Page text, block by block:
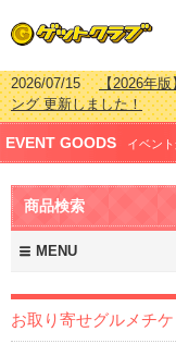
2026/07/15【2026年
ング 更新しました！
2026/04/03【2026年
2999円編］もらってうれ
2026/02/16【2026年
新しました！
2026/02/03
2999円編］もらってう
EVENT GOODS イベン
商品検索
MENU
お取り寄せグルメチ